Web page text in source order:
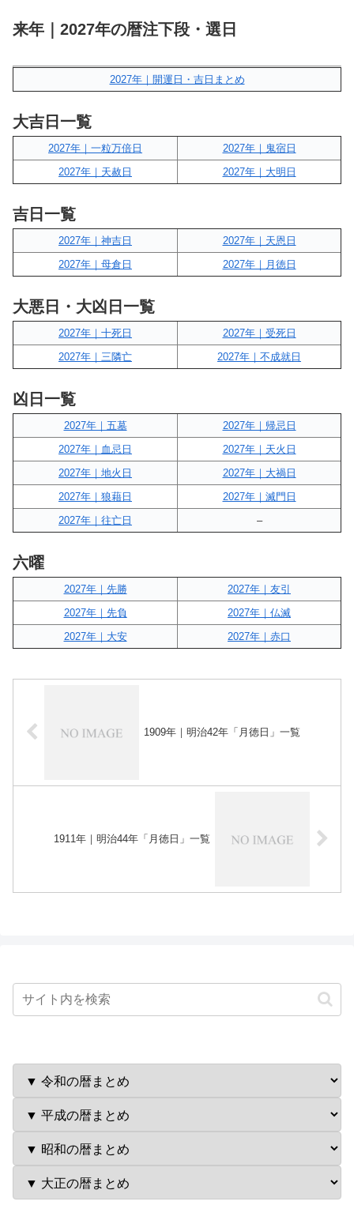
来年｜2027年の暦注下段・選日
2027年｜開運日・吉日まとめ
大吉日一覧
2027年｜一粒万倍日
2027年｜鬼宿日
2027年｜天赦日
2027年｜大明日
吉日一覧
2027年｜神吉日
2027年｜天恩日
2027年｜母倉日
2027年｜月徳日
大悪日・大凶日一覧
2027年｜十死日
2027年｜受死日
2027年｜三隣亡
2027年｜不成就日
凶日一覧
2027年｜五墓
2027年｜帰忌日
2027年｜血忌日
2027年｜天火日
2027年｜地火日
2027年｜大禍日
2027年｜狼藉日
2027年｜滅門日
2027年｜往亡日
–
六曜
2027年｜先勝
2027年｜友引
2027年｜先負
2027年｜仏滅
2027年｜大安
2027年｜赤口
1909年｜明治42年「月徳日」一覧
1911年｜明治44年「月徳日」一覧